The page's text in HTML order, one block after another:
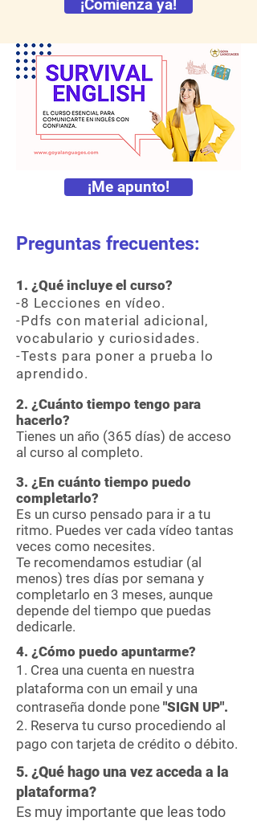
¡Comienza ya!
¡Me apunto!
Preguntas frecuentes:
1. ¿Qué incluye el curso?
-8 Lecciones en vídeo.
-Pdfs con material adicional,
vocabulario y curiosidades.
-Tests para poner a prueba lo
aprendido.
2. ¿Cuánto tiempo tengo para
hacerlo?
Tienes un año (365 días) de acceso
al curso al completo.
3. ¿En cuánto tiempo puedo
completarlo?
Es un curso pensado para ir a tu
ritmo. Puedes ver cada vídeo tantas
veces como necesites.
Te recomendamos estudiar (al
menos) tres días por semana y
completarlo en 3 meses, aunque
depende del tiempo que puedas
dedicarle.
4. ¿Cómo puedo apuntarme?
1. Crea una cuenta en nuestra
plataforma con un email y una
contraseña donde pone "SIGN UP".
2. Reserva tu curso procediendo al
pago con tarjeta de crédito o débito.
5. ¿Qué hago una vez acceda a la
plataforma?
Es muy importante que leas todo